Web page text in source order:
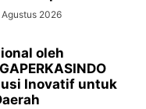
Agustus 2026
oleh
Inovatif untuk